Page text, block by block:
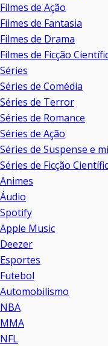
Filmes de Ação
Filmes de Fantasia
Filmes de Drama
Filmes de Ficção
Séries
Séries de Comédia
Séries de Terror
Séries de Romance
Séries de Ação
Séries de Suspense e
Séries de Ficção
Animes
Áudio
Spotify
Apple Music
Deezer
Esportes
Futebol
Automobilismo
NBA
MMA
NFL